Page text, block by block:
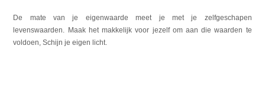
De mate van je eigenwaarde meet je met je zelfgeschapen
levenswaarden. Maak het makkelijk voor jezelf om aan die waarden te
voldoen, Schijn je eigen licht.